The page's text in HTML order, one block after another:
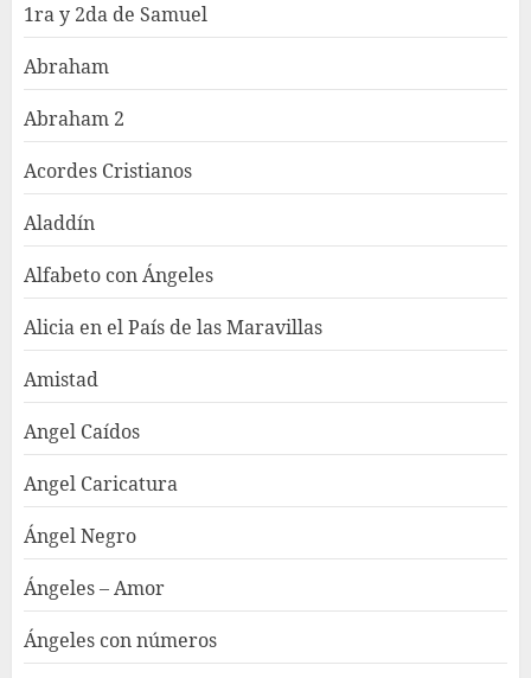
1ra y 2da de Samuel
Abraham
Abraham 2
Acordes Cristianos
Aladdín
Alfabeto con Ángeles
Alicia en el País de las Maravillas
Amistad
Angel Caídos
Angel Caricatura
Ángel Negro
Ángeles – Amor
Ángeles con números